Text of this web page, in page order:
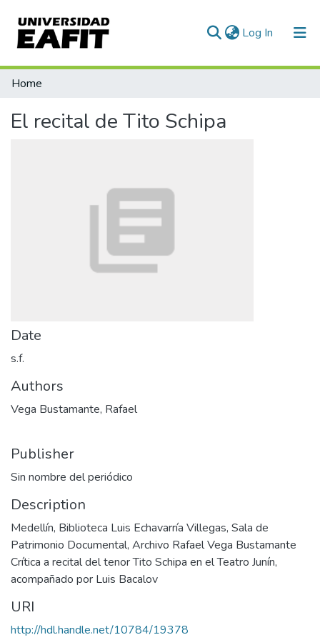
Log In (current)
Communities & Collections
Home
El recital de Tito Schipa
Date
s.f.
Authors
Vega Bustamante, Rafael
Publisher
Sin nombre del periódico
Description
Medellín, Biblioteca Luis Echavarría Villegas, Sala de
Patrimonio Documental, Archivo Rafael Vega Bustamante
Crítica a recital del tenor Tito Schipa en el Teatro Junín,
acompañado por Luis Bacalov
URI
http://hdl.handle.net/10784/19378